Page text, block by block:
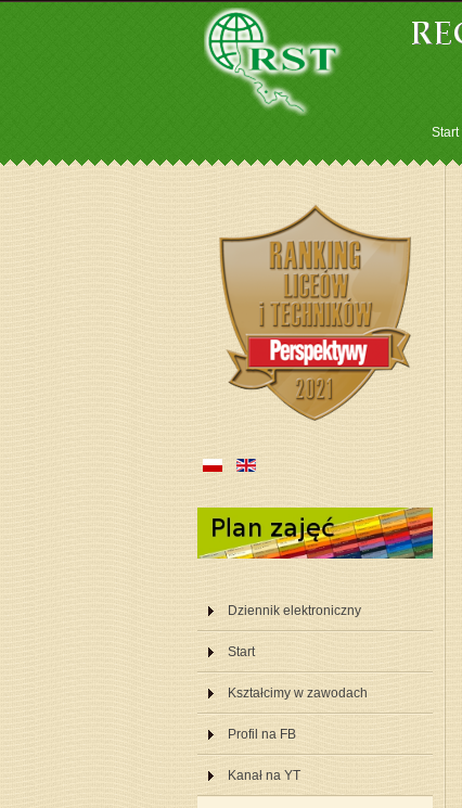
Start
Dziennik elektroniczny
Start
Kształcimy w zawodach
Profil na FB
Kanał na YT